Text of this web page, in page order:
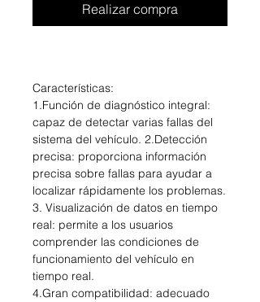
Realizar compra
Características:
1.Función de diagnóstico integral:
capaz de detectar varias fallas del
sistema del vehículo. 2.Detección
precisa: proporciona información
precisa sobre fallas para ayudar a
localizar rápidamente los problemas.
3. Visualización de datos en tiempo
real: permite a los usuarios
comprender las condiciones de
funcionamiento del vehículo en
tiempo real.
4.Gran compatibilidad: adecuado